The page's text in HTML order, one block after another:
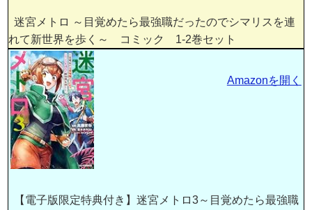
迷宮メトロ ～目覚めたら最強職だったのでシマリスを連
れて新世界を歩く～ コミック 1-2巻セット
【電子版限定特典付き】迷宮メトロ3～目覚めたら最強職
Amazonを開く